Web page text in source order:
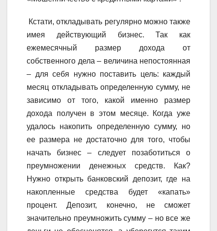
Кстати, откладывать регулярно можно также
имея действующий бизнес. Так как
ежемесячный размер дохода от
собственного дела – величина непостоянная
– для себя нужно поставить цель: каждый
месяц откладывать определенную сумму, не
зависимо от того, какой именно размер
дохода получен в этом месяце. Когда уже
удалось накопить определенную сумму, но
ее размера не достаточно для того, чтобы
начать бизнес – следует позаботиться о
преумножении денежных средств. Как?
Нужно открыть банковский депозит, где на
накопленные средства будет «капать»
процент. Депозит, конечно, не сможет
значительно преумножить сумму – но все же